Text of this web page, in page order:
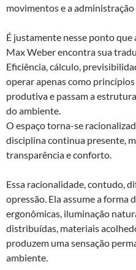
movimentos e a
É justamente nesse ponto
Max Weber encontra sua
Eficiência, cálculo,
operar apenas como
produtiva e passam a
do ambiente.
O espaço torna-se
disciplina continua presente,
transparência e conforto.
Essa racionalidade, contudo,
opressão. Ela assume a forma
ergonômicas, iluminação
distribuídas, materiais
produzem uma sensação
ambiente.